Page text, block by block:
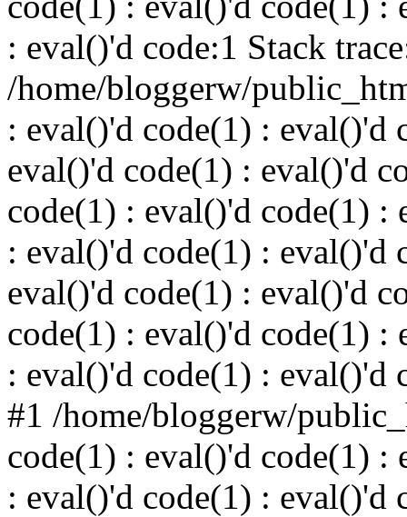
: eval()'d code:1 Stack
/home/bloggerw/
: eval()'d code(1) : eval()'d
eval()'d code(1) : eval()'d
code(1) : eval()'d code(1) :
: eval()'d code(1) : eval()'d
eval()'d code(1) : eval()'d
code(1) : eval()'d code(1) :
: eval()'d code(1) : eval()'d
#1 /home/bloggerw/
code(1) : eval()'d code(1) :
: eval()'d code(1) : eval()'d